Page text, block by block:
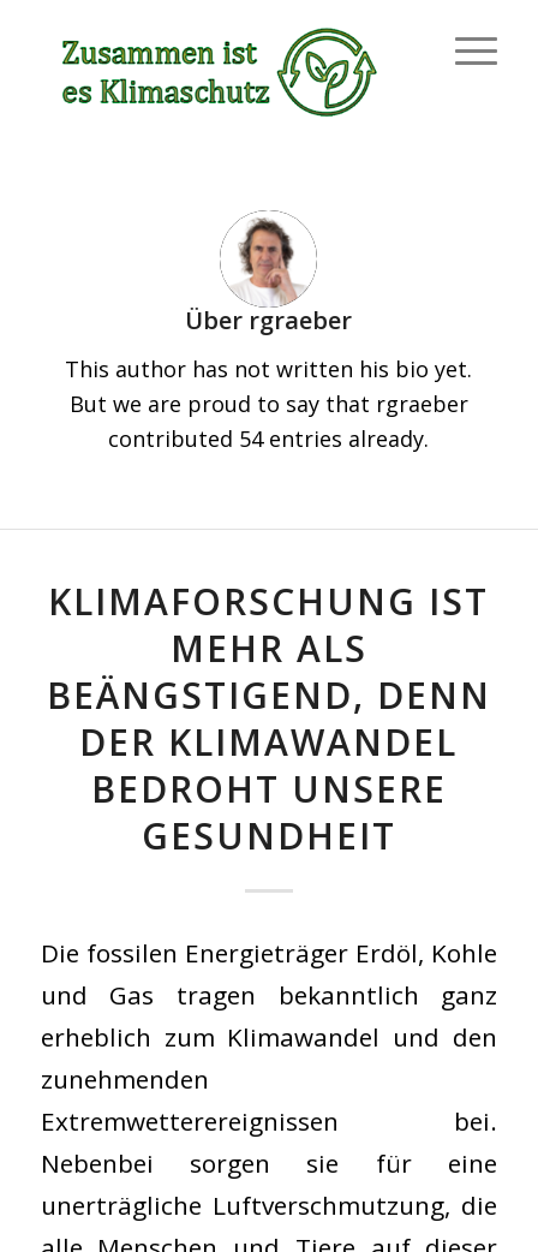
Über rgraeber
This author has not written his bio yet.
But we are proud to say that rgraeber
contributed 54 entries already.
KLIMAFORSCHUNG IST
MEHR ALS
BEÄNGSTIGEND, DENN
DER KLIMAWANDEL
BEDROHT UNSERE
GESUNDHEIT
Die fossilen Energieträger Erdöl, Kohle
und Gas tragen bekanntlich ganz
erheblich zum Klimawandel und den
zunehmenden
Extremwetterereignissen bei.
Nebenbei sorgen sie für eine
unerträgliche Luftverschmutzung, die